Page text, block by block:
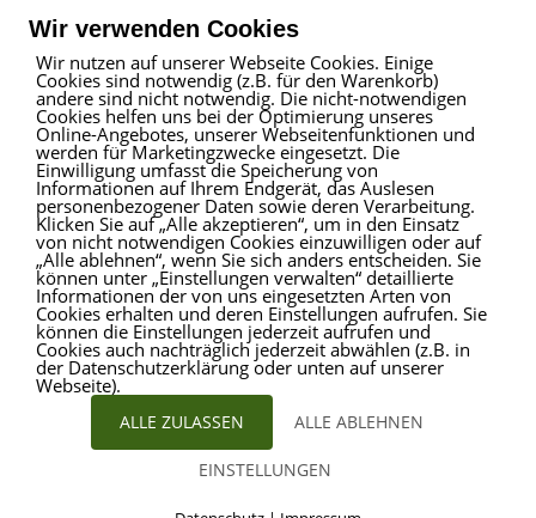
Impressum|Haftungsausschluss|Datenschutz
ProVitare Commercial
GmbH
Bahnhofstraße 1
48301 Nottuln
Telefon02509 99 49 871
Mailinfo@provitare.de
Wir verwenden Cookies
Wir nutzen auf unserer Webseite Cookies. Einige
Cookies sind notwendig (z.B. für den Warenkorb)
andere sind nicht notwendig. Die nicht-notwendigen
Cookies helfen uns bei der Optimierung unseres
Online-Angebotes, unserer Webseitenfunktionen und
werden für Marketingzwecke eingesetzt. Die
Einwilligung umfasst die Speicherung von
Informationen auf Ihrem Endgerät, das Auslesen
personenbezogener Daten sowie deren Verarbeitung.
Klicken Sie auf „Alle akzeptieren“, um in den Einsatz
von nicht notwendigen Cookies einzuwilligen oder auf
„Alle ablehnen“, wenn Sie sich anders entscheiden. Sie
können unter „Einstellungen verwalten“ detaillierte
Informationen der von uns eingesetzten Arten von
Cookies erhalten und deren Einstellungen aufrufen. Sie
können die Einstellungen jederzeit aufrufen und
Cookies auch nachträglich jederzeit abwählen (z.B. in
der Datenschutzerklärung oder unten auf unserer
Webseite).
ALLE ZULASSEN ALLE ABLEHNEN
EINSTELLUNGEN